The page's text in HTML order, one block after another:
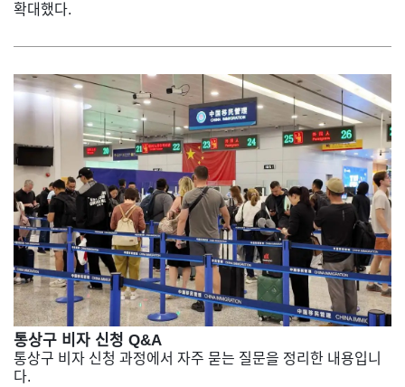
확대했다.
통상구 비자 신청 Q&A
통상구 비자 신청 과정에서 자주 묻는 질문을 정리한 내용입니
다.